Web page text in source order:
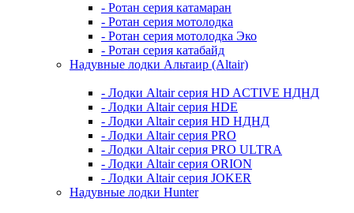
- Ротан серия катамаран
- Ротан серия мотолодка
- Ротан серия мотолодка Эко
- Ротан серия катабайд
Надувные лодки Альтаир (Altair)
- Лодки Altair серия HD ACTIVE НДНД
- Лодки Altair серия HDE
- Лодки Altair серия HD НДНД
- Лодки Altair серия PRO
- Лодки Altair серия PRO ULTRA
- Лодки Altair серия ORION
- Лодки Altair серия JOKER
Надувные лодки Hunter